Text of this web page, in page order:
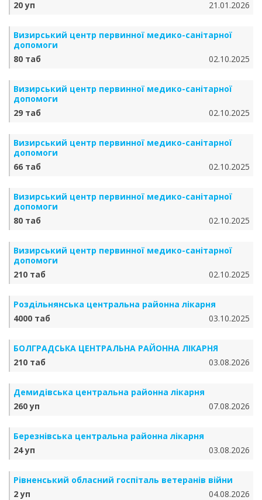
20 уп
21.01.2026
Визирський центр первинної медико-санітарної
допомоги
80 таб
02.10.2025
Визирський центр первинної медико-санітарної
допомоги
29 таб
02.10.2025
Визирський центр первинної медико-санітарної
допомоги
66 таб
02.10.2025
Визирський центр первинної медико-санітарної
допомоги
80 таб
02.10.2025
Визирський центр первинної медико-санітарної
допомоги
210 таб
02.10.2025
Роздільнянська центральна районна лікарня
4000 таб
03.10.2025
БОЛГРАДСЬКА ЦЕНТРАЛЬНА РАЙОННА ЛІКАРНЯ
210 таб
03.08.2026
Демидівська центральна районна лікарня
260 уп
07.08.2026
Березнівська центральна районна лікарня
24 уп
03.08.2026
Рівненський обласний госпіталь ветеранів війни
2 уп
04.08.2026